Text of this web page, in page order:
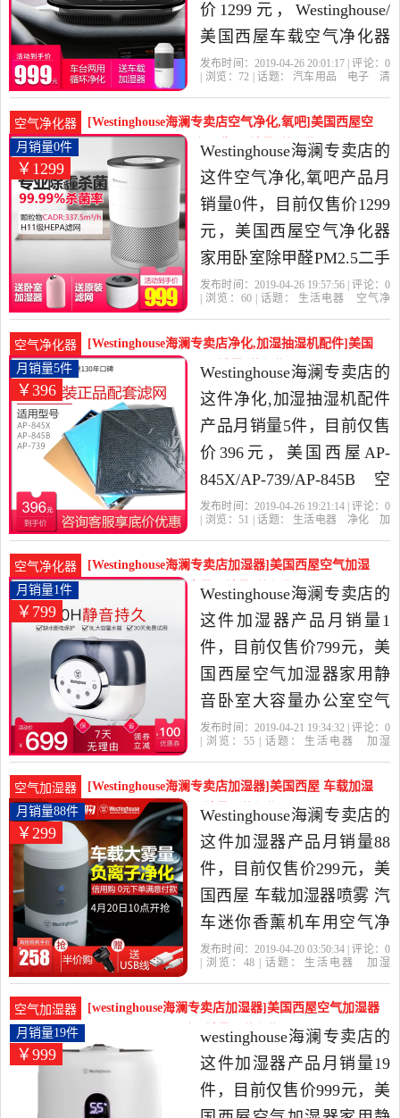
价1299元，Westinghouse/
美国西屋车载空气净化器
除异味车内用除甲醛净化
澜专卖店精选汽车用品,电
子,清洗,改装当中性价比很
高的车用氧吧,空气净化
器，由北京发货。
发布时间：2019-04-26 20:01:17 | 评论： 0
| 浏览： 72 | 话题： 汽车用品 电子
清
性炭
负离子
空气净化器
[Westinghouse海澜专卖店空气净化,氧吧]美国西屋空
气净化器 家用卧室除甲醛P月销量0件仅售1299元
￥1299
月销量0件
Westinghouse海澜专卖店的
这件空气净化,氧吧产品月
销量0件，目前仅售价1299
元，美国西屋空气净化器
家用卧室除甲醛PM2.5二手
烟杀菌除尘螨净化机是
卖店精选生活电器当中性
价比很高的空气净化,氧
吧，由北京发货。
发布时间：2019-04-26 19:57:56 | 评论： 0
| 浏览： 60| 话题： 生活电器
空气净
空气净化器
[Westinghouse海澜专卖店净化,加湿抽湿机配件]美国
西屋AP-845X/AP-739月销量5件仅售396元
￥396
月销量5件
Westinghouse海澜专卖店的
这件净化,加湿抽湿机配件
产品月销量5件，目前仅售
价396元，美国西屋AP-
845X/AP-739/AP-845B 空
气净化器过滤网 正品配套
海澜专卖店精选生活电器
当中性价比很高的净化,加
湿抽湿机配件，由北京发
货。
发布时间：2019-04-26 19:21:14 | 评论： 0
| 浏览：51 | 话题： 生活电器 净化
加
空气净化器
[Westinghouse海澜专卖店加湿器]美国西屋空气加湿
器家用静音卧室大容量月销量1件仅售799元
￥799
月销量1件
Westinghouse海澜专卖店的
这件加湿器产品月销量1
件，目前仅售价799元，美
国西屋空气加湿器家用静
音卧室大容量办公室空气
净化孕妇婴儿小是2019年
选生活电器当中性价比很
高的加湿器，由北京发
货。
发布时间：2019-04-21 19:34:32 | 评论： 0
| 浏览： 55 | 话题： 生活电器
加湿
空气加湿器
[Westinghouse海澜专卖店加湿器]美国西屋 车载加湿
器喷雾 汽车迷你香月销量88件仅售299元
￥299
月销量88件
Westinghouse海澜专卖店的
这件加湿器产品月销量88
件，目前仅售价299元，美
国西屋 车载加湿器喷雾 汽
车迷你香薰机车用空气净
化器雾化是2019年
选生活电器当中性价比很
高的加湿器，由山东 青岛
发货。
发布时间：2019-04-20 03:50:34 | 评论： 0
| 浏览： 48 | 话题： 生活电器
加湿
空气加湿器
[westinghouse海澜专卖店加湿器]美国西屋空气加湿器
家用静音卧室UV杀月销量19件仅售999元
￥999
月销量19件
westinghouse海澜专卖店的
这件加湿器产品月销量19
件，目前仅售价999元，美